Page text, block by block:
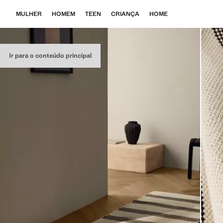
Ir para o conteúdo principal
MULHER HOMEM TEEN CRIANÇA HOME